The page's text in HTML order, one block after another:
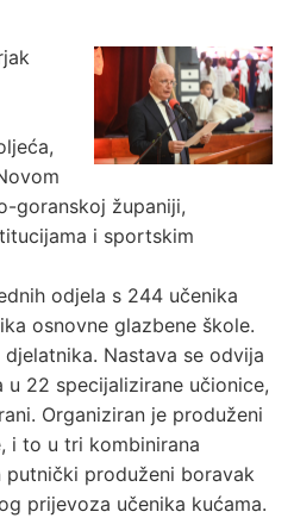
goranskoj županiji,
i sportskim
odjela s 244 učenika
osnovne glazbene škole.
Nastava se odvija
22 specijalizirane učionice,
Organiziran je produženi
i to u tri kombinirana
putnički produženi boravak
prijevoza učenika kućama.